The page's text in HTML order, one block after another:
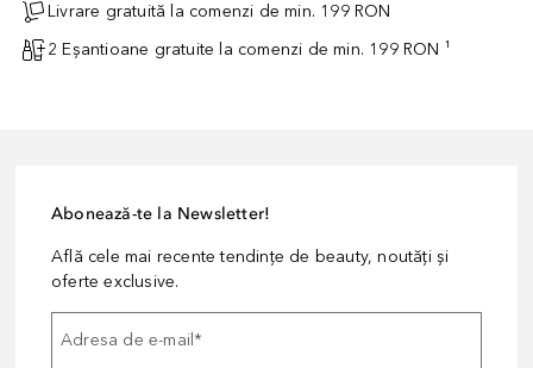
Livrare gratuită la comenzi de min. 199 RON
2 Eșantioane gratuite la comenzi de min. 199 RON ¹
Abonează-te la Newsletter!
Află cele mai recente tendințe de beauty, noutăți și
oferte exclusive.
Adresa de e-mail*